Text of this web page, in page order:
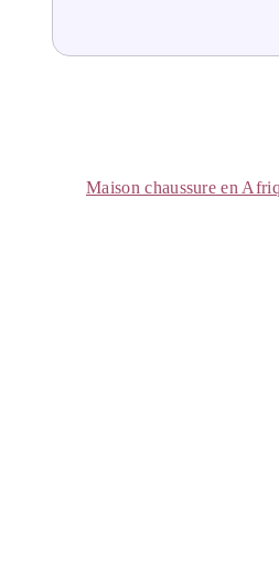
Maison chaussure en